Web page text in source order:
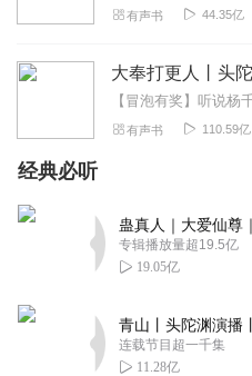
有声书 44.35亿
有声书 110.59亿
经典必听
专辑播放量超19.5亿
19.05亿
连载节目超一千集
11.28亿